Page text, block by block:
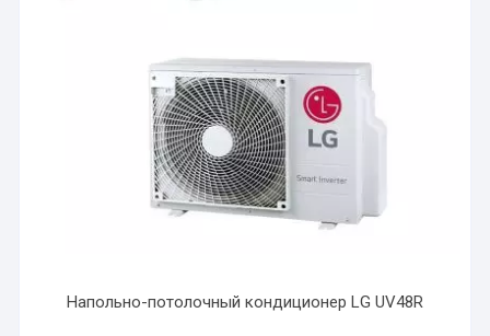
Напольно-потолочный кондиционер LG UV48R